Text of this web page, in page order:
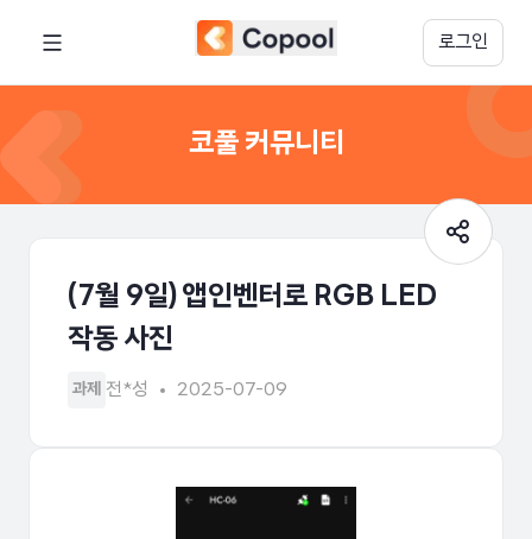
로그인
코풀 커뮤니티
(7월 9일) 앱인벤터로 RGB LED
작동 사진
과제 전*성 2025-07-09